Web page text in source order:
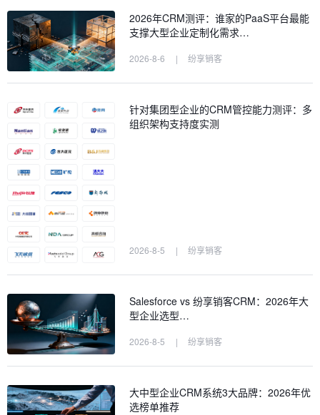
2026年CRM测评：谁家的PaaS平台最能
支撑大型企业定制化需求…
2026-8-6 | 纷享销客
针对集团型企业的CRM管控能力测评：多
组织架构支持度实测
2026-8-5 | 纷享销客
Salesforce vs 纷享销客CRM：2026年大
型企业选型…
2026-8-5 | 纷享销客
大中型企业CRM系统3大品牌：2026年优
选榜单推荐